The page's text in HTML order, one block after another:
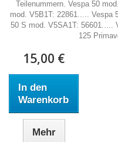
Teilenummern. Vespa 50
mod. V5B1T: 22861..... Vespa
50 S mod. V5SA1T: 56601.....
125
15,00 €
In den
Warenkorb
Mehr